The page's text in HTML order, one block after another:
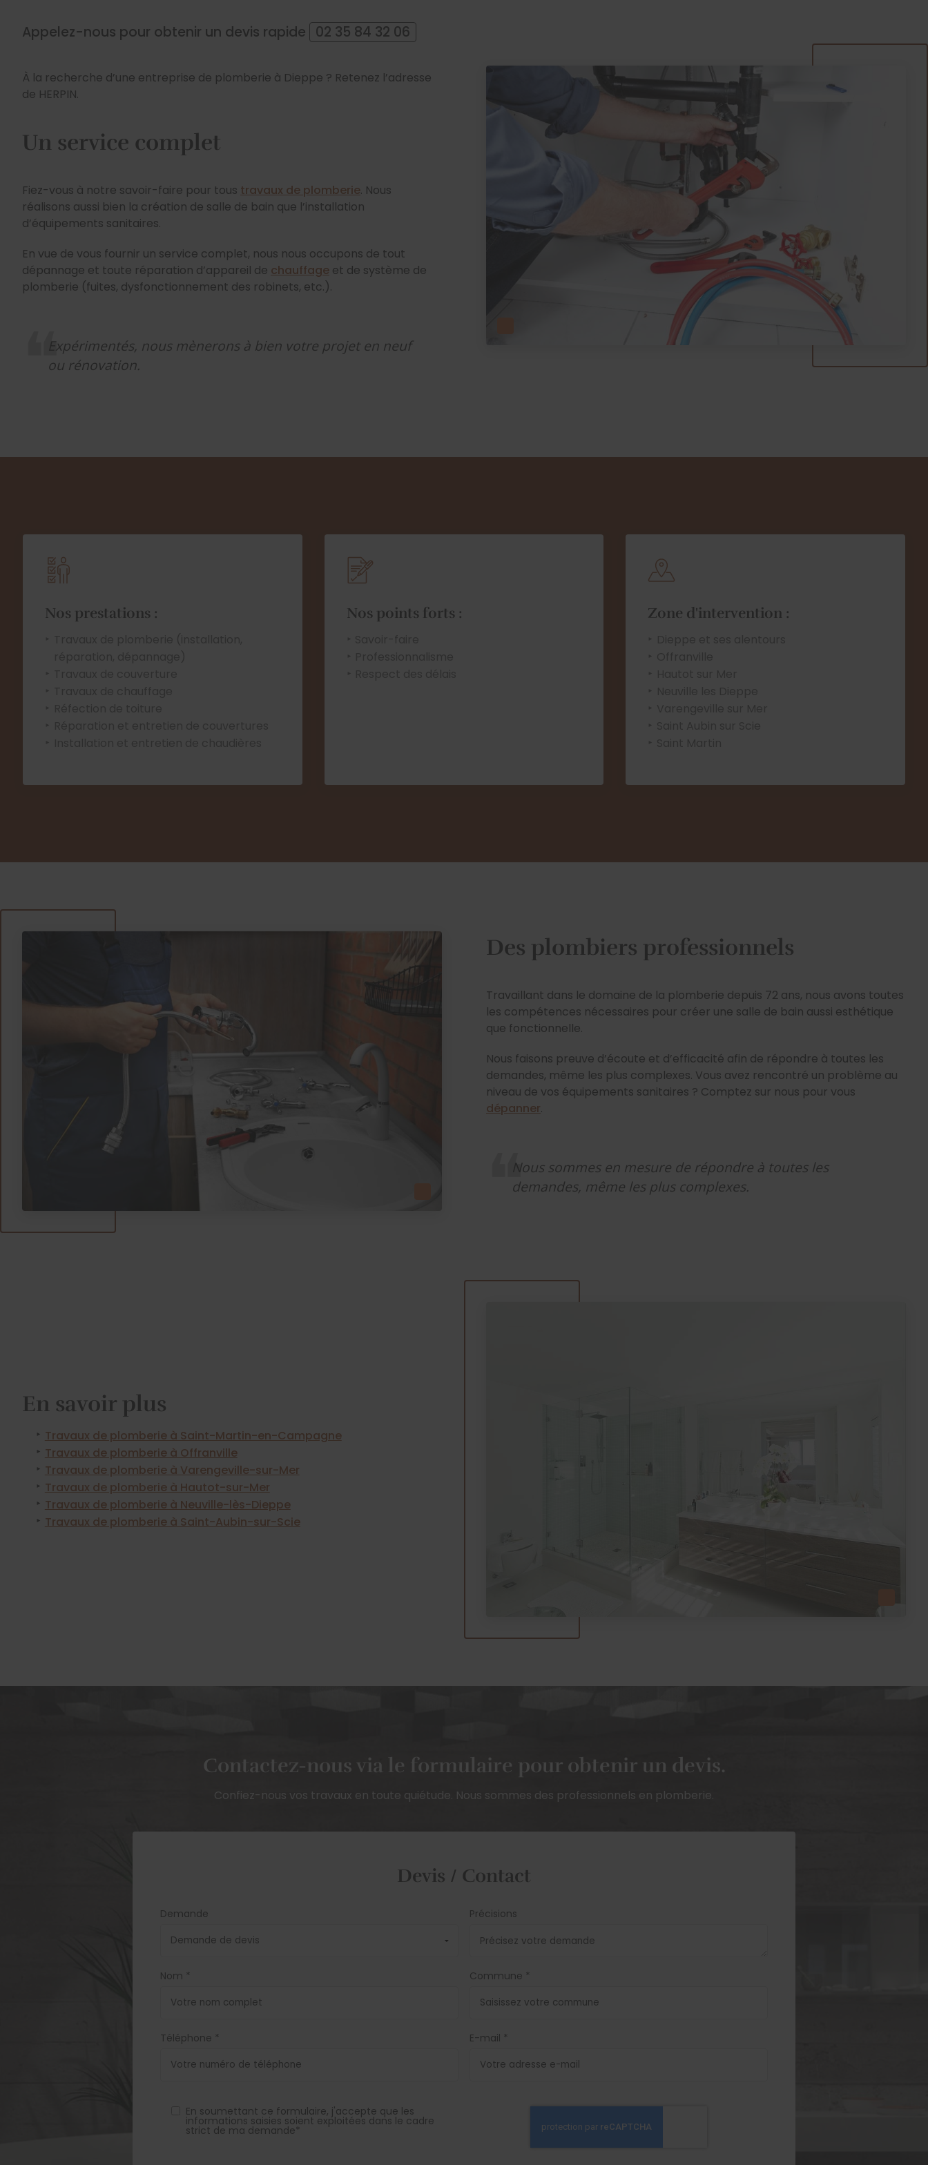
Appelez-nous pour obtenir un devis rapide 02 35 84 32 06
À la recherche d’une entreprise de plomberie à Dieppe ? Retenez l’adresse
de HERPIN.
Un service complet
Fiez-vous à notre savoir-faire pour tous travaux de plomberie. Nous
réalisons aussi bien la création de salle de bain que l’installation
d’équipements sanitaires.
En vue de vous fournir un service complet, nous nous occupons de tout
dépannage et toute réparation d’appareil de chauffage et de système de
plomberie (fuites, dysfonctionnement des robinets, etc.).
Expérimentés, nous mènerons à bien votre projet en neuf
ou rénovation.
Nos prestations : Nos points forts : Zone d'intervention :
Des plombiers professionnels
Travaillant dans le domaine de la plomberie depuis 72 ans, nous avons toutes
les compétences nécessaires pour créer une salle de bain aussi esthétique
que fonctionnelle.
Nous faisons preuve d’écoute et d’efficacité afin de répondre à toutes les
demandes, même les plus complexes. Vous avez rencontré un problème au
niveau de vos équipements sanitaires ? Comptez sur nous pour vous
dépanner.
Nous sommes en mesure de répondre à toutes les
demandes, même les plus complexes.
En savoir plus
Travaux de plomberie à Saint-Martin-en-Campagne
Travaux de plomberie à Offranville
Travaux de plomberie à Varengeville-sur-Mer
Travaux de plomberie à Hautot-sur-Mer
Travaux de plomberie à Neuville-lès-Dieppe
Travaux de plomberie à Saint-Aubin-sur-Scie
Contactez-nous via le formulaire pour obtenir un devis.
Confiez-nous vos travaux en toute quiétude. Nous sommes des professionnels en plomberie.
Devis / Contact
Demande Précisions
Nom * Commune *
Téléphone * E-mail *
En soumettant ce formulaire, j'accepte que les
informations saisies soient exploitées dans le cadre
strict de ma demande*